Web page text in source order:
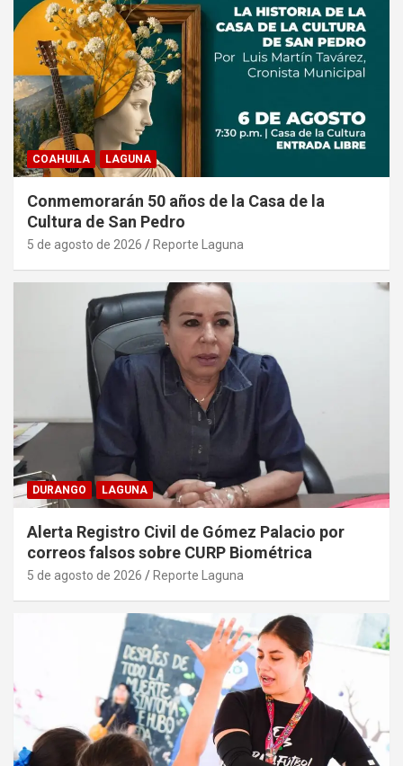
COAHUILA LAGUNA
Conmemorarán 50 años de la Casa de la
Cultura de San Pedro
5 de agosto de 2026 Reporte Laguna
DURANGO LAGUNA
Alerta Registro Civil de Gómez Palacio por
correos falsos sobre CURP Biométrica
5 de agosto de 2026 Reporte Laguna